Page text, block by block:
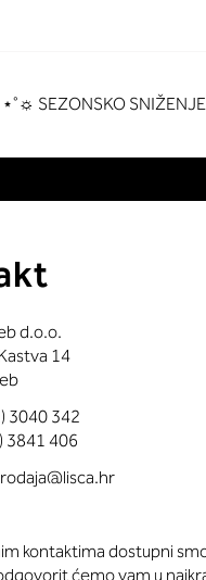
⋆˚☼ SEZONSKO
d.o.o.
14
3040 342
3841 406
kontaktima dostupni
ćemo vam u